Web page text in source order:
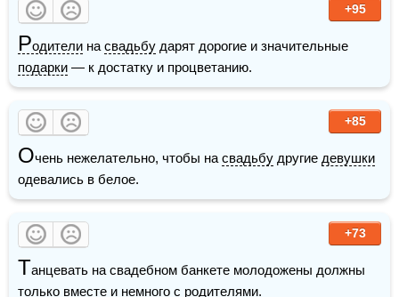
+95
Родители на свадьбу
подарки — к достатку и процветанию.
+85
Очень нежелательно, чтобы на свадьбу другие девушки
одевались в белое.
+73
Танцевать на свадебном банкете молодожены должны
только вместе и немного с родителями.